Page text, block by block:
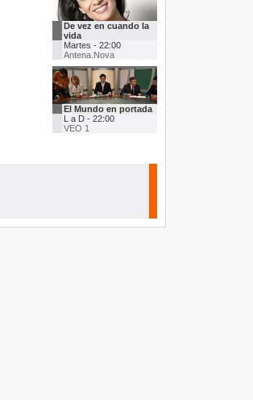
De vez en cuando la
vida
Martes - 22:00
Antena.Nova
El Mundo en portada
L a D - 22:00
VEO 1